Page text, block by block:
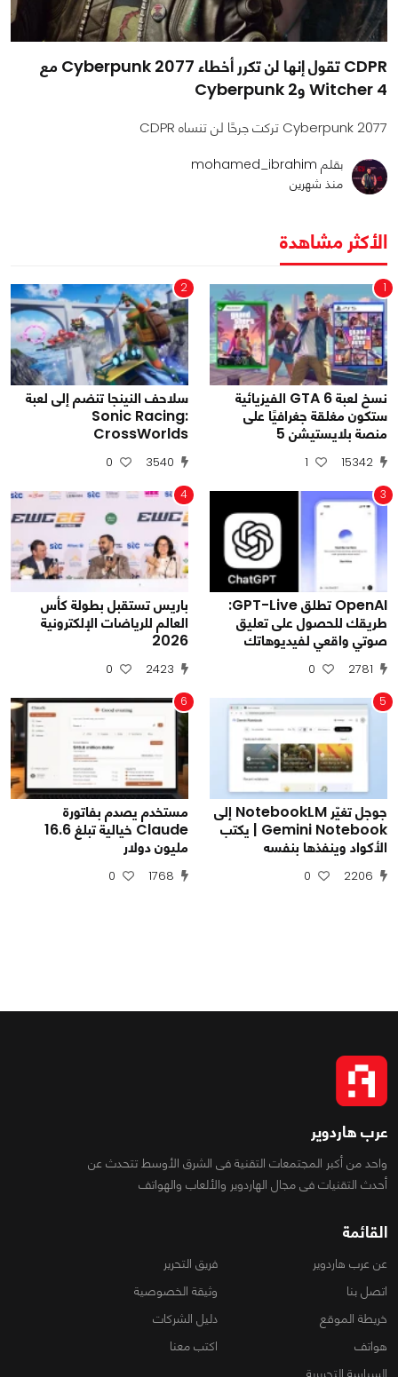
CDPR تقول إنها لن تكرر أخطاء Cyberpunk 2077 مع
Witcher 4 وCyberpunk 2
Cyberpunk 2077 تركت جرحًا لن تنساه CDPR
بقلم mohamed_ibrahim
منذ شهرين
الأكثر مشاهدة
1
نسخ لعبة GTA 6 الفيزيائية
ستكون مغلقة جغرافيًا على
منصة بلايستيشن 5
15342
1
2
سلاحف النينجا تنضم إلى لعبة
Sonic Racing:
CrossWorlds
3540
0
3
OpenAI تطلق GPT-Live:
طريقك للحصول على تعليق
صوتي واقعي لفيديوهاتك
2781
0
4
باريس تستقبل بطولة كأس
العالم للرياضات الإلكترونية
2026
2423
0
5
جوجل تغيّر NotebookLM إلى
Gemini Notebook | يكتب
الأكواد وينفذها بنفسه
2206
0
6
مستخدم يصدم بفاتورة
Claude خيالية تبلغ 16.6
مليون دولار
1768
0
عرب هاردوير
واحد من أكبر المجتمعات التقنية فى الشرق الأوسط تتحدث عن
أحدث التقنيات فى مجال الهاردوير والألعاب والهواتف
القائمة
عن عرب هاردوير
فريق التحرير
اتصل بنا
وثيقة الخصوصية
خريطة الموقع
دليل الشركات
هواتف
اكتب معنا